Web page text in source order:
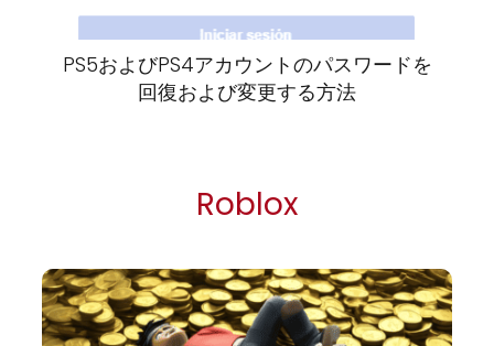
PS5およびPS4アカウントのパスワードを
回復および変更する方法
Roblox